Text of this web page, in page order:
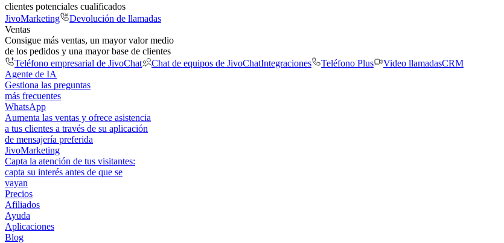
clientes potenciales cualificados
JivoMarketing
Devolución de llamadas
Ventas
Consigue más ventas, un mayor valor medio
de los pedidos y una mayor base de clientes
Teléfono empresarial de JivoChat
Chat de equipos de JivoChatIntegraciones Teléfono Plus Video llamadasCRM
Agente de IA
Gestiona las preguntas
más frecuentes
WhatsApp
Aumenta las ventas y ofrece asistencia
a tus clientes a través de su aplicación
de mensajería preferida
JivoMarketing
Capta la atención de tus visitantes:
capta su interés antes de que se
vayan
Precios
Afiliados
Ayuda
Aplicaciones
Blog